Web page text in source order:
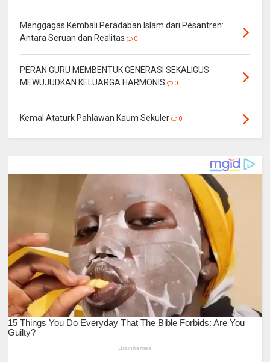
Menggagas Kembali Peradaban Islam dari Pesantren:
Antara Seruan dan Realitas
0
PERAN GURU MEMBENTUK GENERASI SEKALIGUS
MEWUJUDKAN KELUARGA HARMONIS
0
Kemal Atatürk Pahlawan Kaum Sekuler 0